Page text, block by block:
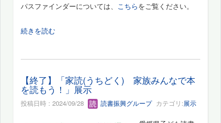
パスファインダーについては、 こちらをご覧ください。
続きを読む
【終了】「家読(うちどく) 家族みんなで本
を読もう！」展示
投稿日時 : 2024/09/28 読書振興グループカテゴリ:展示